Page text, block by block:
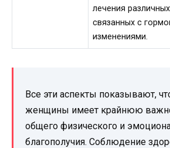
лечения
связанных с
изменениями.
Все эти аспекты показывают,
женщины имеет крайнюю
общего физического и
благополучия. Соблюдение